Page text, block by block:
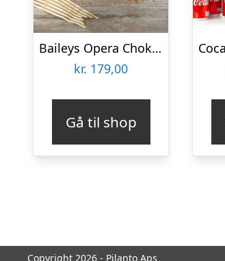
Baileys Opera Chokoladeæske
kr. 179,00
Gå til shop
Copyright 2026 - Pilanto Aps